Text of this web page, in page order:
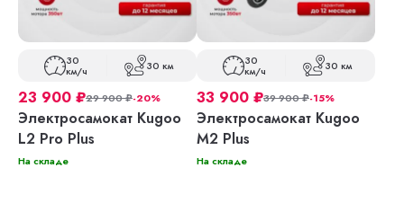
30
км/ч 30 км
23 900 ₽29 900₽-20%
Электросамокат Kugoo
L2 Pro Plus
На складе
30
км/ч 30 км
33 900 ₽39 900₽-15%
Электросамокат Kugoo
M2 Plus
На складе